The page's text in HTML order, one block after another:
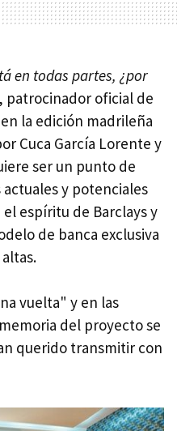
en todas partes, ¿por
, patrocinador oficial de
la edición madrileña
Cuca García Lorente y
ser un punto de
y potenciales
espíritu de Barclays y
de banca exclusiva
vuelta" y en las
del proyecto se
querido transmitir con